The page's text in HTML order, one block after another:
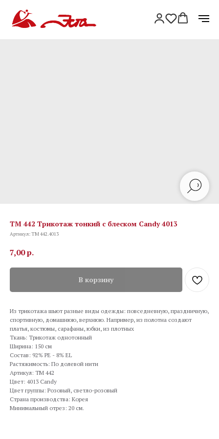
TM 442 Трикотаж тонкий с блеском Candy 4013
Артикул:TM 442.4013
7,00р.
В корзину
Из трикотажа шьют разные виды одежды: повседневную, праздничную,
спортивную, домашнюю, верхнюю. Например, из полотна создают
платья, костюмы, сарафаны, юбки, из плотных
Ткань: Трикотаж однотонный
Ширина: 150 см
Состав: 92% PE - 8% EL
Растяжимость: По долевой нити
Артикул: TM 442
Цвет: 4013 Candy
Цвет группы: Розовый, светло-розовый
Страна производства: Корея
Минимальный отрез: 20 см.